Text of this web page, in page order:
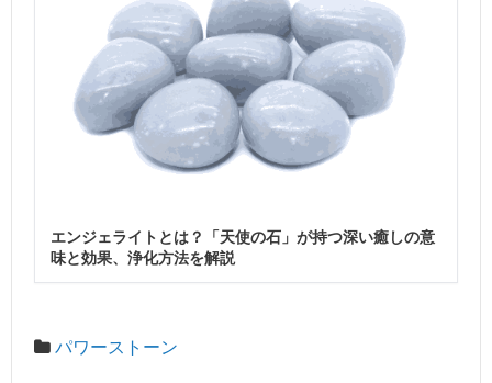
エンジェライトとは？「天使の石」が持つ深い癒しの意
味と効果、浄化方法を解説
パワーストーン